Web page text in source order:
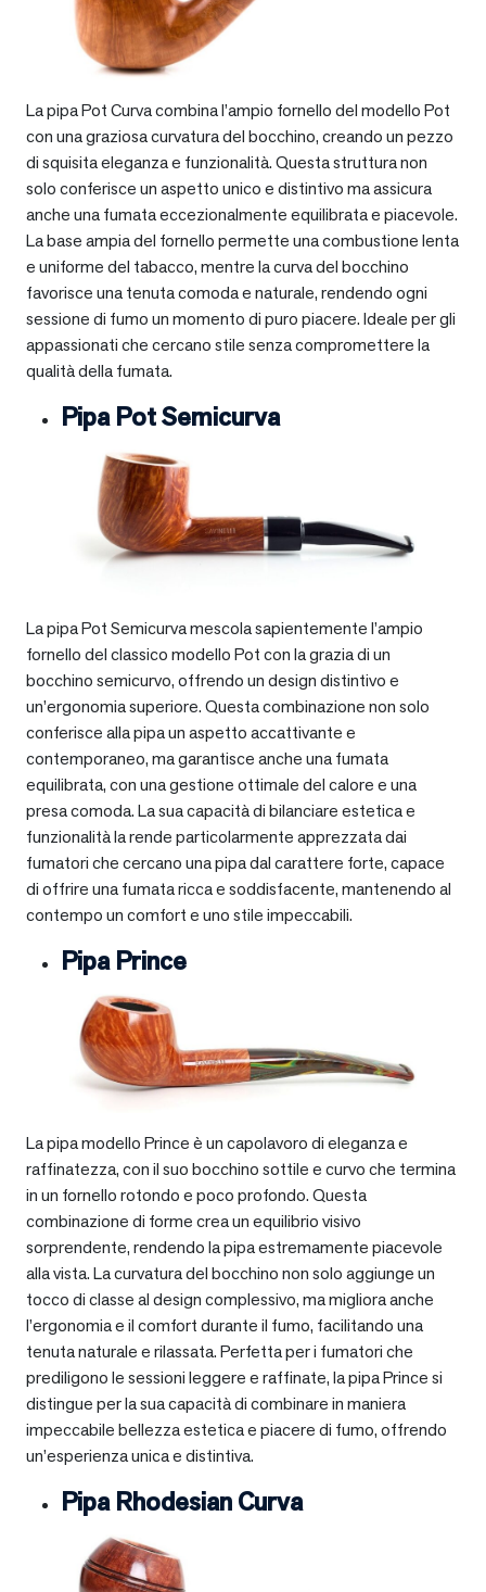
La pipa Pot Curva combina l’ampio fornello del modello Pot
con una graziosa curvatura del bocchino, creando un pezzo
di squisita eleganza e funzionalità. Questa struttura non
solo conferisce un aspetto unico e distintivo ma assicura
anche una fumata eccezionalmente equilibrata e piacevole.
La base ampia del fornello permette una combustione lenta
e uniforme del tabacco, mentre la curva del bocchino
favorisce una tenuta comoda e naturale, rendendo ogni
sessione di fumo un momento di puro piacere. Ideale per gli
appassionati che cercano stile senza compromettere la
qualità della fumata.
Pipa Pot Semicurva
La pipa Pot Semicurva mescola sapientemente l’ampio
fornello del classico modello Pot con la grazia di un
bocchino semicurvo, offrendo un design distintivo e
un’ergonomia superiore. Questa combinazione non solo
conferisce alla pipa un aspetto accattivante e
contemporaneo, ma garantisce anche una fumata
equilibrata, con una gestione ottimale del calore e una
presa comoda. La sua capacità di bilanciare estetica e
funzionalità la rende particolarmente apprezzata dai
fumatori che cercano una pipa dal carattere forte, capace
di offrire una fumata ricca e soddisfacente, mantenendo al
contempo un comfort e uno stile impeccabili.
Pipa Prince
La pipa modello Prince è un capolavoro di eleganza e
raffinatezza, con il suo bocchino sottile e curvo che termina
in un fornello rotondo e poco profondo. Questa
combinazione di forme crea un equilibrio visivo
sorprendente, rendendo la pipa estremamente piacevole
alla vista. La curvatura del bocchino non solo aggiunge un
tocco di classe al design complessivo, ma migliora anche
l’ergonomia e il comfort durante il fumo, facilitando una
tenuta naturale e rilassata. Perfetta per i fumatori che
prediligono le sessioni leggere e raffinate, la pipa Prince si
distingue per la sua capacità di combinare in maniera
impeccabile bellezza estetica e piacere di fumo, offrendo
un’esperienza unica e distintiva.
Pipa Rhodesian Curva